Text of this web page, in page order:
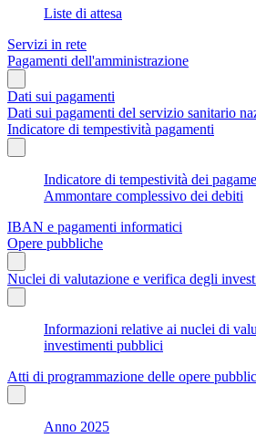
Liste di attesa
Servizi in rete
Pagamenti dell'amministrazione
Dati sui pagamenti
Dati sui pagamenti del servizio sanitario
Indicatore di tempestività pagamenti
Indicatore di tempestività dei
Ammontare complessivo dei debiti
IBAN e pagamenti informatici
Opere pubbliche
Nuclei di valutazione e verifica degli
Informazioni relative ai nuclei di
investimenti pubblici
Atti di programmazione delle opere
Anno 2025